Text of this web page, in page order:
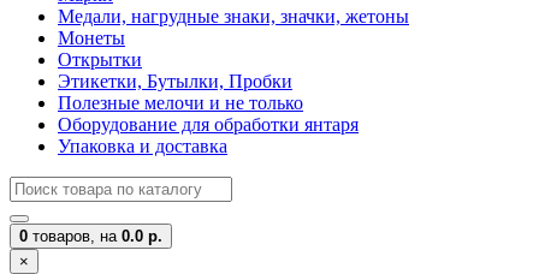
Медали, нагрудные знаки, значки, жетоны
Монеты
Открытки
Этикетки, Бутылки, Пробки
Полезные мелочи и не только
Оборудование для обработки янтаря
Упаковка и доставка
0 товаров, на 0.0 р.
×